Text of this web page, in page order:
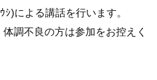
)による講話を行います。
調不良の方は参加をお控えく